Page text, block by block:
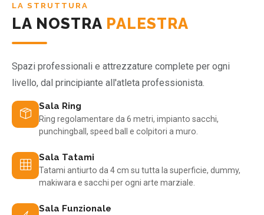
LA STRUTTURA
LA NOSTRA PALESTRA
Spazi professionali e attrezzature complete per ogni
livello, dal principiante all'atleta professionista.
Sala Ring
Ring regolamentare da 6 metri, impianto sacchi,
punchingball, speed ball e colpitori a muro.
Sala Tatami
Tatami antiurto da 4 cm su tutta la superficie, dummy,
makiwara e sacchi per ogni arte marziale.
Sala Funzionale